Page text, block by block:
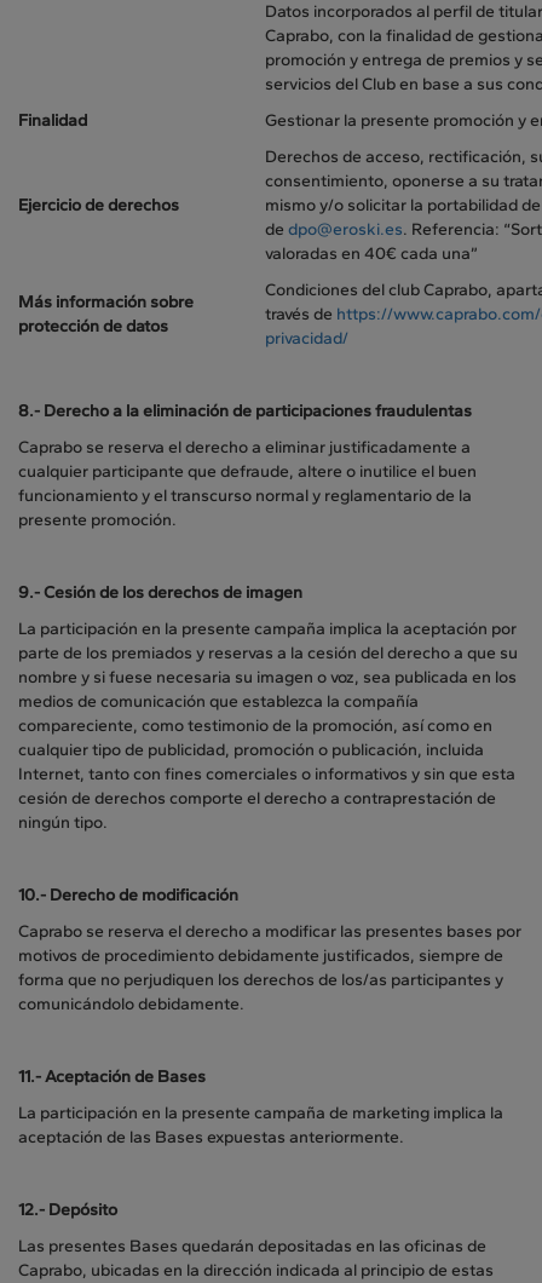
Datos incorporados al perfil de
Caprabo, con la finalidad de
promoción y entrega de premios y
servicios del Club en base a sus
Finalidad
Gestionar la presente promoción y
Ejercicio de derechos
Derechos de acceso, rectificación,
consentimiento, oponerse a su
mismo y/o solicitar la portabilidad
de dpo@eroski.es. Referencia:
valoradas en 40€ cada una”
Más información sobre
protección de datos
Condiciones del club Caprabo,
través de https://
privacidad/
8.- Derecho a la eliminación de participaciones fraudulentas
Caprabo se reserva el derecho a eliminar justificadamente a
cualquier participante que defraude, altere o inutilice el buen
funcionamiento y el transcurso normal y reglamentario de la
presente promoción.
9.-Cesión de los derechos de imagen
La participación en la presente campaña implica la aceptación por
parte de los premiados y reservas a la cesión del derecho a que su
nombre y si fuese necesaria su imagen o voz, sea publicada en los
medios de comunicación que establezca la compañía
compareciente, como testimonio de la promoción, así como en
cualquier tipo de publicidad, promoción o publicación, incluida
Internet, tanto con fines comerciales o informativos y sin que esta
cesión de derechos comporte el derecho a contraprestación de
ningún tipo.
10.- Derecho de modificación
Caprabo se reserva el derecho a modificar las presentes bases por
motivos de procedimiento debidamente justificados, siempre de
forma que no perjudiquen los derechos de los/as participantes y
comunicándolo debidamente.
11.-Aceptación de Bases
La participación en la presente campaña de marketing implica la
aceptación de las Bases expuestas anteriormente.
12.- Depósito
Las presentes Bases quedarán depositadas en las oficinas de
Caprabo, ubicadas en la dirección indicada al principio de estas